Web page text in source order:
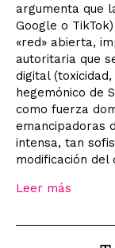
argumenta que
Google o
«red» abierta,
autoritaria que
digital
hegemónico de
como fuerza
emancipadoras
intensa, tan
modificación del
Leer más